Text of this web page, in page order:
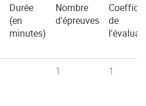
Durée
(en
minutes)
Nombre
d'épreuves
de
1 1